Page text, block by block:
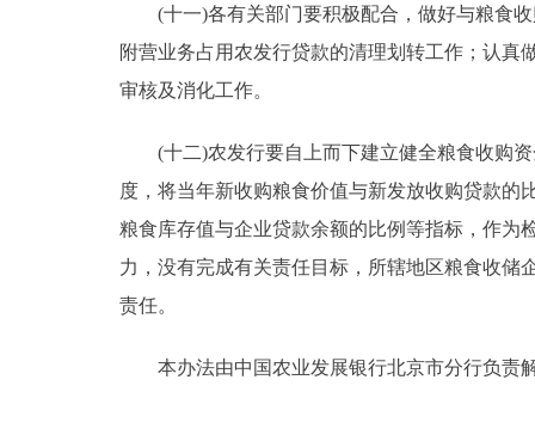
(十一)各有关部门要积极配合，做好与粮食收
附营业务占用农发行贷款的清理划转工作；认
审核及消化工作。
(十二)农发行要自上而下建立健全粮食收购资
度，将当年新收购粮食价值与新发放收购贷款
粮食库存值与企业贷款余额的比例等指标，作为
力，没有完成有关责任目标，所辖地区粮食收储
责任。
本办法由中国农业发展银行北京市分行负责